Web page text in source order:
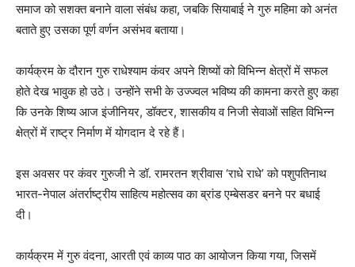
समाज को सशक्त बनाने वाला संबंध कहा, जबकि सियाबाई ने गुरु महिमा को अनंत
बताते हुए उसका पूर्ण वर्णन असंभव बताया।
कार्यक्रम के दौरान गुरु राधेश्याम कंवर अपने शिष्यों को विभिन्न क्षेत्रों में सफल
होते देख भावुक हो उठे। उन्होंने सभी के उज्ज्वल भविष्य की कामना करते हुए कहा
कि उनके शिष्य आज इंजीनियर, डॉक्टर, शासकीय व निजी सेवाओं सहित विभिन्न
क्षेत्रों में राष्ट्र निर्माण में योगदान दे रहे हैं।
इस अवसर पर कंवर गुरुजी ने डॉ. रामरतन श्रीवास ‘राधे राधे’ को पशुपतिनाथ
भारत-नेपाल अंतर्राष्ट्रीय साहित्य महोत्सव का ब्रांड एम्बेसडर बनने पर बधाई
दी।
कार्यक्रम में गुरु वंदना, आरती एवं काव्य पाठ का आयोजन किया गया, जिसमें